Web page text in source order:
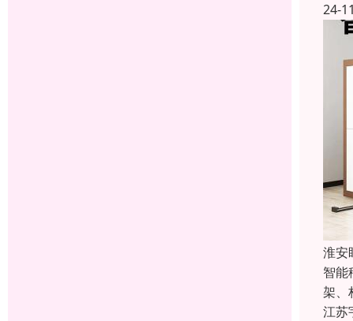
24-
淮安
智能
架、
江苏